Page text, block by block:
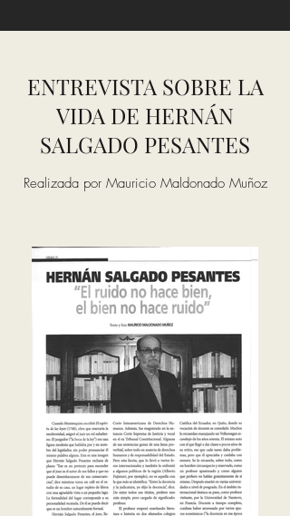
ENTREVISTA SOBRE LA
VIDA DE HERNÁN
SALGADO PESANTES
Realizada por Mauricio Maldonado Muñoz